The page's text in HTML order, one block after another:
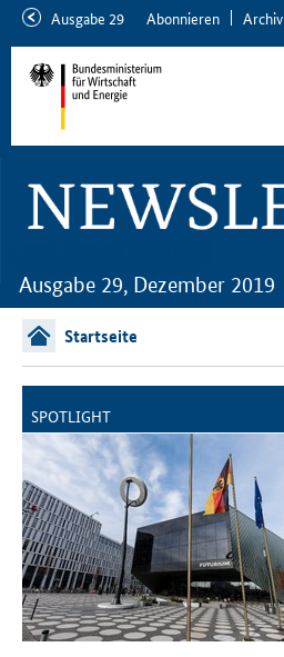
ältereAusgabe 29 Abon­nie­ren Ar­chiv
Ausgabe 29, Dezember 2019
Startseite
SPOTLIGHT